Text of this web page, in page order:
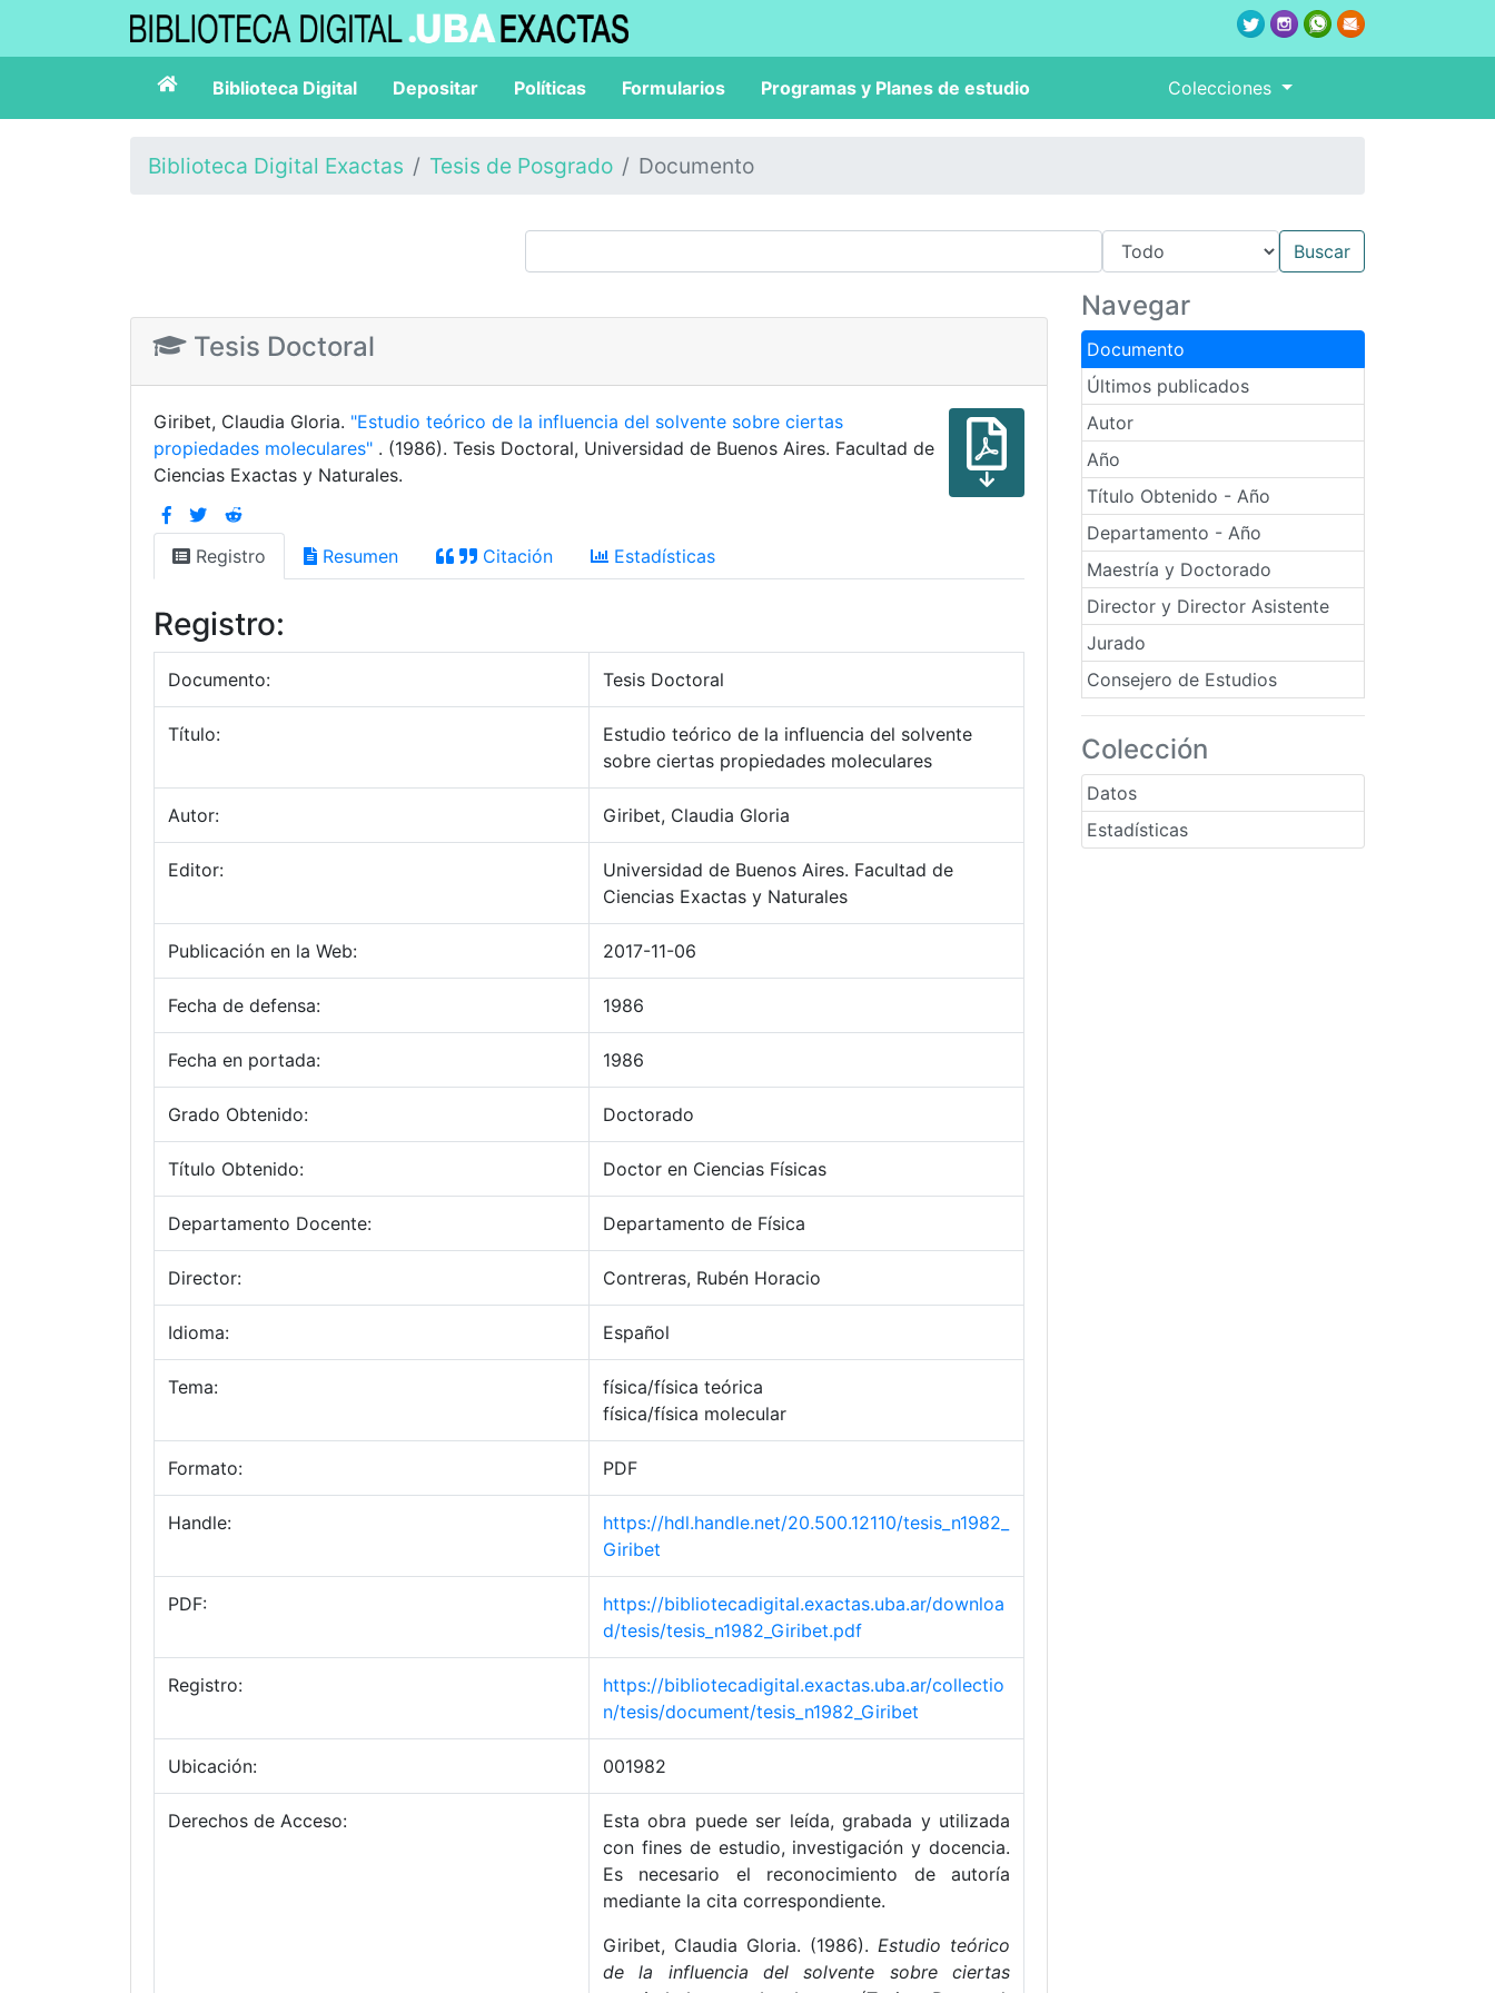
Biblioteca Digital Depositar Políticas Formularios Programas y Planes de estudio Colecciones
Biblioteca Digital Exactas Tesis de Posgrado Documento
Navegar
Documento
Últimos publicados
Autor
Año
Título Obtenido - Año
Departamento - Año
Maestría y Doctorado
Director y Director Asistente
Jurado
Consejero de Estudios
Colección
Datos
Estadísticas
Tesis Doctoral
Giribet, Claudia Gloria. "Estudio teórico de la influencia del solvente sobre ciertas
propiedades moleculares" . (1986). Tesis Doctoral, Universidad de Buenos Aires. Facultad de
Ciencias Exactas y Naturales.
Registro Resumen Citación Estadísticas
Registro:
Documento: Tesis Doctoral
Título:
Estudio teórico de la influencia del solvente
sobre ciertas propiedades moleculares
Autor: Giribet, Claudia Gloria
Editor:
Universidad de Buenos Aires. Facultad de
Ciencias Exactas y Naturales
Publicación en la Web: 2017-11-06
Fecha de defensa: 1986
Fecha en portada: 1986
Grado Obtenido: Doctorado
Título Obtenido: Doctor en Ciencias Físicas
Departamento Docente: Departamento de Física
Director: Contreras, Rubén Horacio
Idioma: Español
Tema:
física/física teórica
física/física molecular
Formato: PDF
Handle:
https://hdl.handle.net/20.500.12110/tesis_n1982_
Giribet
PDF:
https://bibliotecadigital.exactas.uba.ar/downloa
d/tesis/tesis_n1982_Giribet.pdf
Registro:
https://bibliotecadigital.exactas.uba.ar/collectio
n/tesis/document/tesis_n1982_Giribet
Ubicación: 001982
Derechos de Acceso:
Esta obra puede ser leída, grabada y utilizada
con fines de estudio, investigación y docencia.
Es necesario el reconocimiento de autoría
mediante la cita correspondiente.
Giribet, Claudia Gloria. (1986). Estudio teórico
de la influencia del solvente sobre ciertas